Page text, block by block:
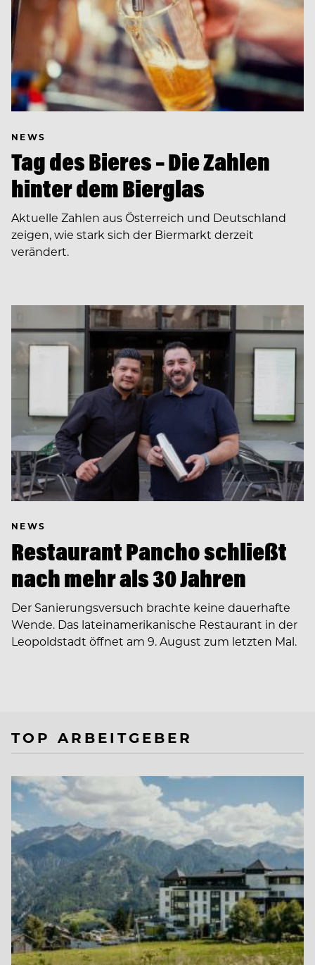
NEWS
Tag des Bieres – Die Zahlen
hinter dem Bierglas
Aktuelle Zahlen aus Österreich und Deutschland
zeigen, wie stark sich der Biermarkt derzeit
verändert.
NEWS
Restaurant Pancho schließt
nach mehr als 30 Jahren
Der Sanierungsversuch brachte keine dauerhafte
Wende. Das lateinamerikanische Restaurant in der
Leopoldstadt öffnet am 9. August zum letzten Mal.
TOP ARBEITGEBER